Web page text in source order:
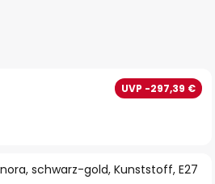
schwarz-gold, Kunststoff, E27
UVP -297,39 €